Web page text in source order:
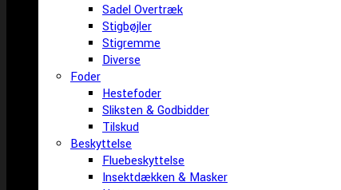
Sadel Overtræk
Stigbøjler
Stigremme
Diverse
Foder
Hestefoder
Sliksten & Godbidder
Tilskud
Beskyttelse
Fluebeskyttelse
Insektdækken & Masker